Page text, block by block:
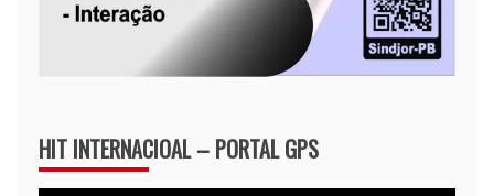
HIT INTERNACIOAL – PORTAL GPS